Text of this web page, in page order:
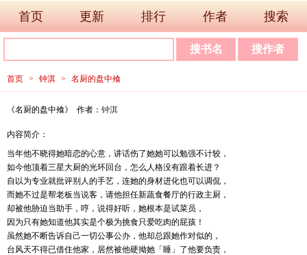
首页 更新 排行 作者 搜索
首页 > 钟淇 > 名厨的盘中飧
《名厨的盘中飧》 作者： 钟淇
内容简介：
当年他不晓得她暗恋的心意，讲话伤了她她可以勉强不计较，
如今他顶着三星大厨的光环回台，怎么人格没有跟着长进？
自以为专业就批评别人的手艺，连她的身材进化也可以调侃，
而她不过是帮老板当说客，请他担任新蔬食餐厅的行政主厨，
却被他胁迫当助手，哼，说得好听，她根本是试菜员，
因为只有她知道他其实是个极为挑食只爱吃肉的屁孩！
虽然她不断告诉自己一切公事公办，他却总跟她作对似的，
台风天不得已借住他家，居然被他硬拗她「睡」了他要负责，